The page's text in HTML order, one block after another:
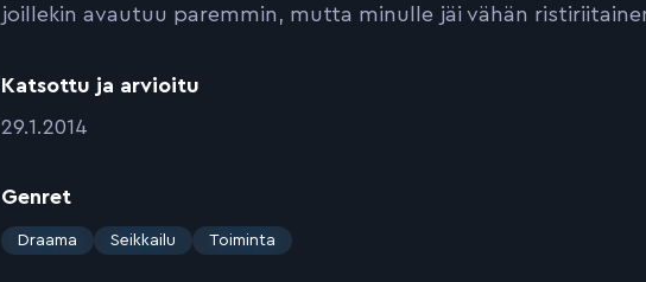
joillekin avautuu paremmin, mutta minulle jäi vähän
Katsottu ja arvioitu
:29.1.2014
Genret
:
Draama Seikkailu Toiminta